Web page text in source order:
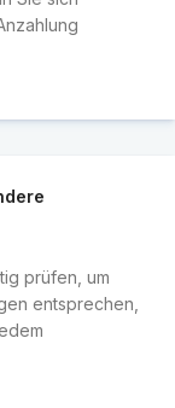
prüfen, um
entsprechen,